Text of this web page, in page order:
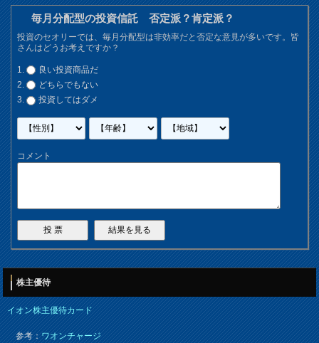
毎月分配型の投資信託 否定派？肯定派？
投資のセオリーでは、毎月分配型は非効率だと否定な意見が多いです。皆
さんはどうお考えですか？
良い投資商品だ
どちらでもない
投資してはダメ
コメント
株主優待
イオン株主優待カード
参考：ワオンチャージ